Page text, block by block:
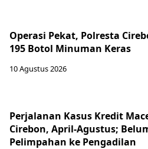
Operasi Pekat, Polresta
195 Botol Minuman Keras
10 Agustus 2026
Perjalanan Kasus Kredit
Cirebon, April-Agustus;
Pelimpahan ke Pengadilan